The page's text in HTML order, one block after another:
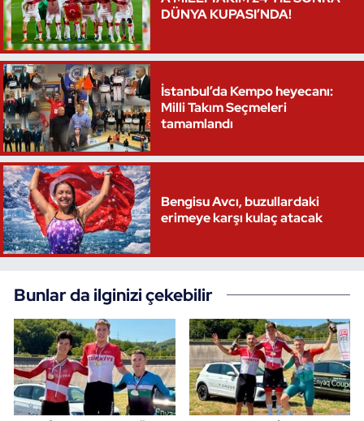
DÜNYA KUPASI’NDA!
İstanbul’da Kempo heyecanı:
Milli Takım Seçmeleri
tamamlandı
Bengisu Avcı, buzullardaki
erimeye karşı kulaç atacak
Bunlar da ilginizi çekebilir
Triatlon
Voleybol
Vücut Geliştirme Fitness
Wushu Kungfu
Yelken
Yüzme